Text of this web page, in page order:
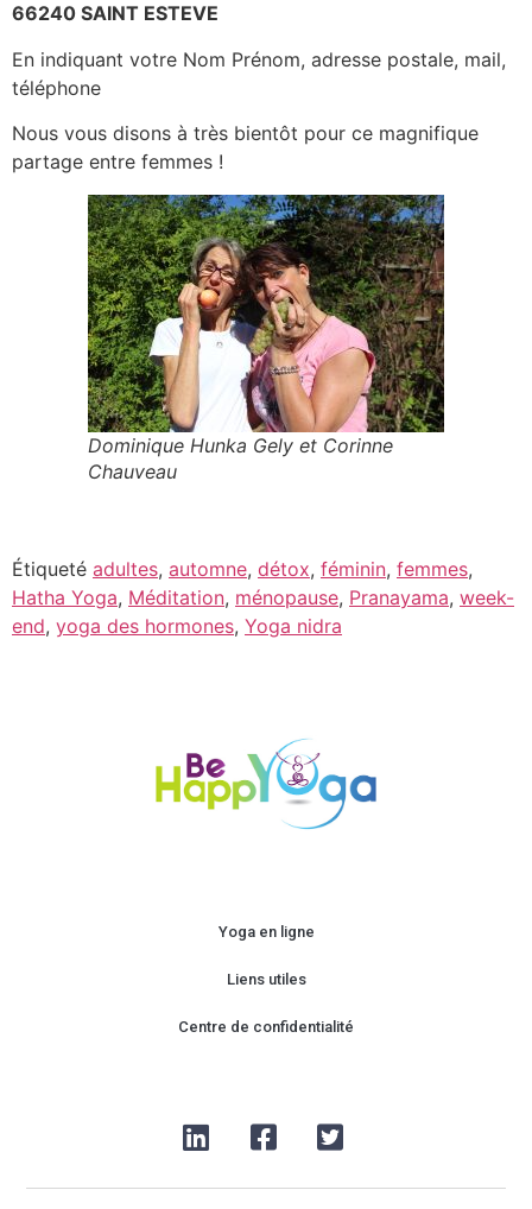
66240 SAINT ESTEVE
En indiquant votre Nom Prénom, adresse postale, mail,
téléphone
Nous vous disons à très bientôt pour ce magnifique
partage entre femmes !
Dominique Hunka Gely et Corinne
Chauveau
Étiqueté adultes, automne, détox, féminin, femmes,
Hatha Yoga, Méditation, ménopause, Pranayama, week-
end, yoga des hormones, Yoga nidra
Yoga en ligne
Liens utiles
Centre de confidentialité